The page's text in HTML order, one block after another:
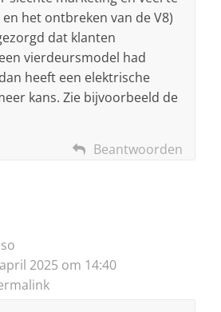
het ontbreken van de V8)
dat klanten
vierdeursmodel had
heeft een elektrische
kans. Zie bijvoorbeeld de
Beantwoorden
2025 om 14:40